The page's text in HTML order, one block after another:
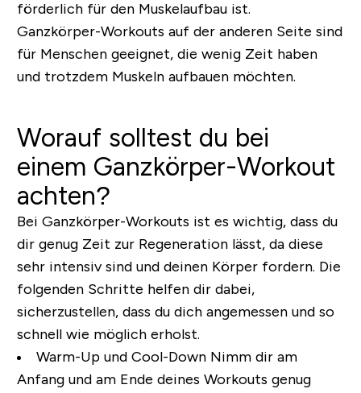
förderlich für den Muskelaufbau ist.
Ganzkörper-Workouts auf der anderen Seite sind
für Menschen geeignet, die wenig Zeit haben
und trotzdem Muskeln aufbauen möchten.
Worauf solltest du bei
einem Ganzkörper-Workout
achten?
Bei Ganzkörper-Workouts ist es wichtig, dass du
dir genug Zeit zur Regeneration lässt, da diese
sehr intensiv sind und deinen Körper fordern. Die
folgenden Schritte helfen dir dabei,
sicherzustellen, dass du dich angemessen und so
schnell wie möglich erholst.
Warm-Up und Cool-DownNimm dir am
Anfang und am Ende deines Workouts genug